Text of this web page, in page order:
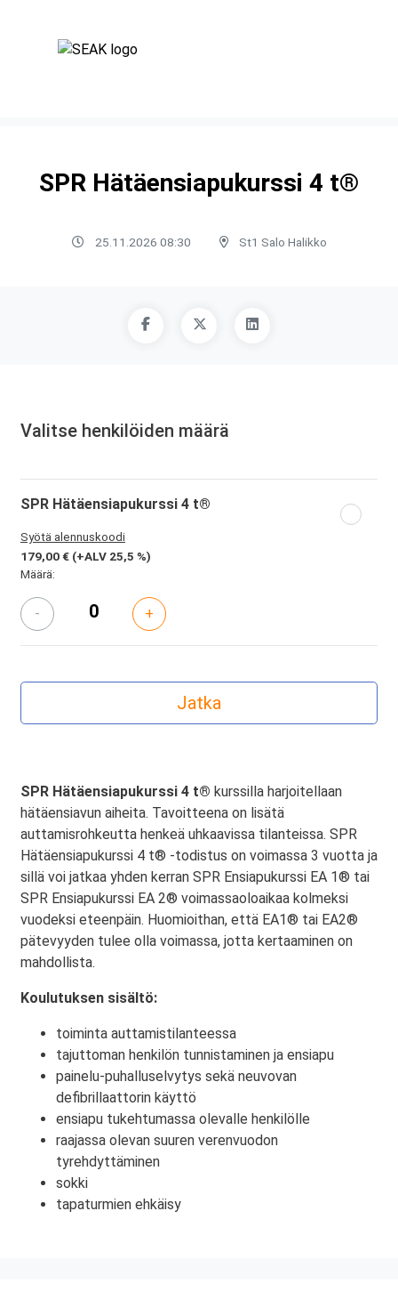
SPR Hätäensiapukurssi 4 t®
25.11.2026 08:30 St1 Salo Halikko
Valitse henkilöiden määrä
SPR Hätäensiapukurssi 4 t®
Syötä alennuskoodi
179,00 € (+ALV 25,5 %)
Määrä:
- +
SPR Hätäensiapukurssi 4 t® kurssilla harjoitellaan
hätäensiavun aiheita. Tavoitteena on lisätä
auttamisrohkeutta henkeä uhkaavissa tilanteissa. SPR
Hätäensiapukurssi 4 t® -todistus on voimassa 3 vuotta ja
sillä voi jatkaa yhden kerran SPR Ensiapukurssi EA 1® tai
SPR Ensiapukurssi EA 2® voimassaoloaikaa kolmeksi
vuodeksi eteenpäin. Huomioithan, että EA1® tai EA2®
pätevyyden tulee olla voimassa, jotta kertaaminen on
mahdollista.
Koulutuksen sisältö:
toiminta auttamistilanteessa
tajuttoman henkilön tunnistaminen ja ensiapu
painelu-puhalluselvytys sekä neuvovan
defibrillaattorin käyttö
ensiapu tukehtumassa olevalle henkilölle
raajassa olevan suuren verenvuodon
tyrehdyttäminen
sokki
tapaturmien ehkäisy